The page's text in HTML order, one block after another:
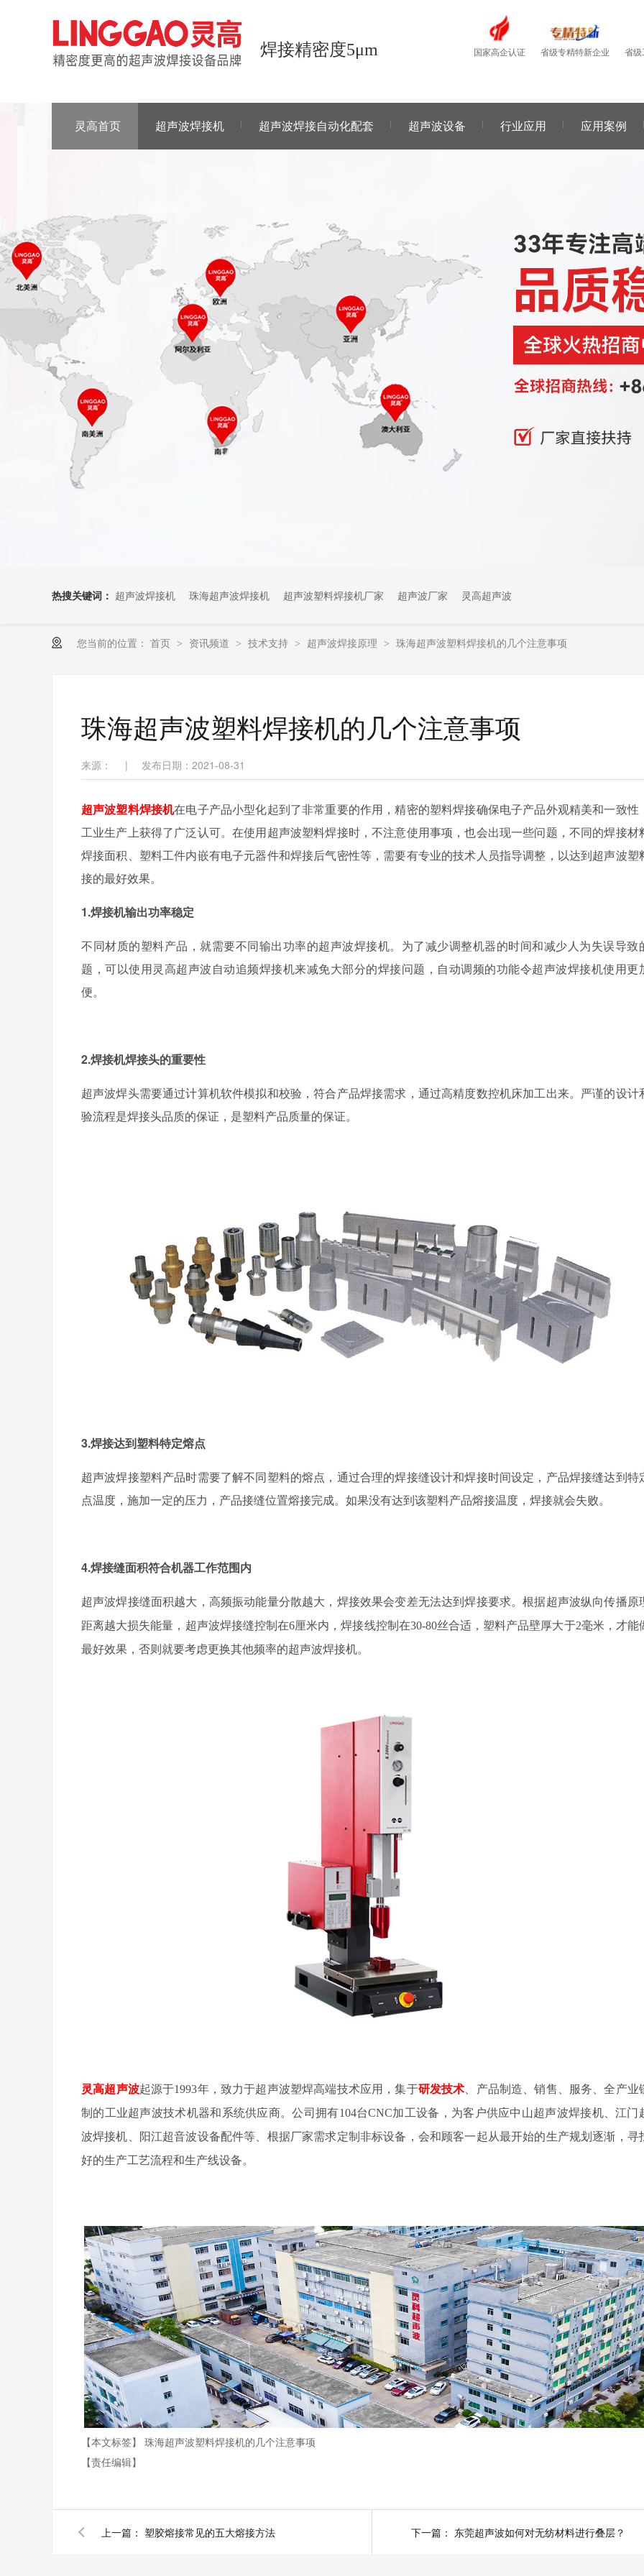
焊接精密度5μm 国家高企认证 省级专精特新企业 省级
灵高首页 超声波焊接机 超声波焊接自动化配套 超声波设备 行业应用 应用案例
热搜关键词： 超声波焊接机 珠海超声波焊接机 超声波塑料焊接机厂家 超声波厂家 灵高超声波
您当前的位置： 首页 > 资讯频道 > 技术支持 > 超声波焊接原理 > 珠海超声波塑料焊接机的几个注意事项
珠海超声波塑料焊接机的几个注意事项
来源： | 发布日期：2021-08-31
超声波塑料焊接机在电子产品小型化起到了非常重要的作用，精密的塑料焊接确保电子产品外观精美和一致性
工业生产上获得了广泛认可。在使用超声波塑料焊接时，不注意使用事项，也会出现一些问题，不同的焊接材
焊接面积、塑料工件内嵌有电子元器件和焊接后气密性等，需要有专业的技术人员指导调整，以达到超声波塑
接的最好效果。
1.焊接机输出功率稳定
不同材质的塑料产品，就需要不同输出功率的超声波焊接机。为了减少调整机器的时间和减少人为失误导致
题，可以使用灵高超声波自动追频焊接机来减免大部分的焊接问题，自动调频的功能令超声波焊接机使用更
便。
2.焊接机焊接头的重要性
超声波焊头需要通过计算机软件模拟和校验，符合产品焊接需求，通过高精度数控机床加工出来。严谨的设计
验流程是焊接头品质的保证，是塑料产品质量的保证。
3.焊接达到塑料特定熔点
超声波焊接塑料产品时需要了解不同塑料的熔点，通过合理的焊接缝设计和焊接时间设定，产品焊接缝达到特
点温度，施加一定的压力，产品接缝位置熔接完成。如果没有达到该塑料产品熔接温度，焊接就会失败。
4.焊接缝面积符合机器工作范围内
超声波焊接缝面积越大，高频振动能量分散越大，焊接效果会变差无法达到焊接要求。根据超声波纵向传播原
距离越大损失能量，超声波焊接缝控制在6厘米内，焊接线控制在30-80丝合适，塑料产品壁厚大于2毫米，才能
最好效果，否则就要考虑更换其他频率的超声波焊接机。
灵高超声波起源于1993年，致力于超声波塑焊高端技术应用，集于研发技术 、产品制造、销售、服务、全产业
制的工业超声波技术机器和系统供应商。公司拥有104台CNC加工设备，为客户供应中山超声波焊接机、江门
波焊接机、阳江超音波设备配件等、根据厂家需求定制非标设备，会和顾客一起从最开始的生产规划逐渐，寻
好的生产工艺流程和生产线设备。
【本文标签】 珠海超声波塑料焊接机的几个注意事项
【责任编辑】
上一篇： 塑胶熔接常见的五大熔接方法 下一篇： 东莞超声波如何对无纺材料进行叠层？